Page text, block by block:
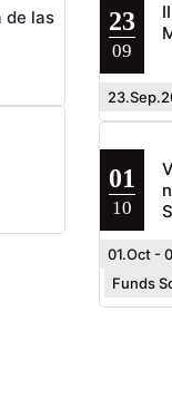
de las
23
09
01
10
01.Oct -
Funds